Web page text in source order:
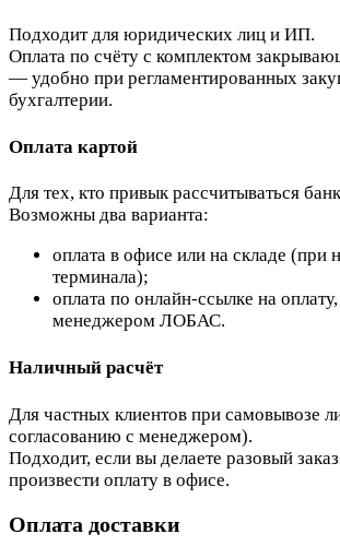
Подходит для юридических лиц и ИП.
Оплата по счёту с комплектом
— удобно при регламентированных
бухгалтерии.
Оплата картой
Для тех, кто привык рассчитываться
Возможны два варианта:
оплата в офисе или на складе (при
терминала);
оплата по онлайн-ссылке на
менеджером ЛОБАС.
Наличный расчёт
Для частных клиентов при самовывозе
согласованию с менеджером).
Подходит, если вы делаете разовый
произвести оплату в офисе.
Оплата доставки